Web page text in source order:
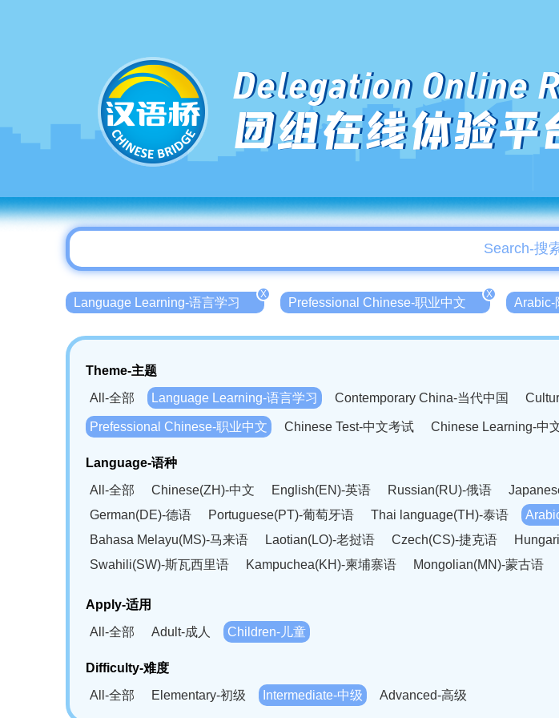
Delegation Online
团组在线体验平
Language Learning-语言学习
X
Prefessional Chinese-职业中文
X
Arabic-
Theme-主题
All-全部
Language Learning-语言学习 Contemporary China-当代中国
Prefessional Chinese-职业中文 Chinese Test-中文考试 Chinese Learning-中
Language-语种
All-全部
Chinese(ZH)-中文 English(EN)-英语 Russian(RU)-俄语
German(DE)-德语
Portuguese(PT)-葡萄牙语 Thai language(TH)-泰语
Bahasa Melayu(MS)-马来语
Laotian(LO)-老挝语 Czech(CS)-捷克语
Swahili(SW)-斯瓦西里语
Kampuchea(KH)-柬埔寨语 Mongolian(MN)-蒙古语
Apply-适用
All-全部
Adult-成人 Children-儿童
Difficulty-难度
All-全部
Elementary-初级 Intermediate-中级 Advanced-高级